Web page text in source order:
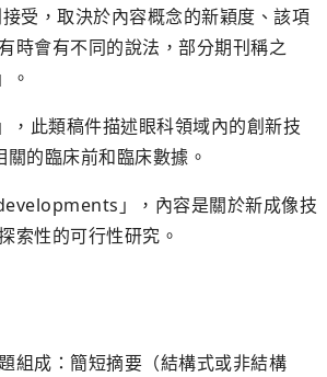
受，取決於內容概念的新穎度、該項
時會有不同的說法，部分期刊稱之
。
此類稿件描述眼科領域內的創新技
的臨床前和臨床數據。
」，內容是關於新成像技
索性的可行性研究。
組成：簡短摘要（結構式或非結構